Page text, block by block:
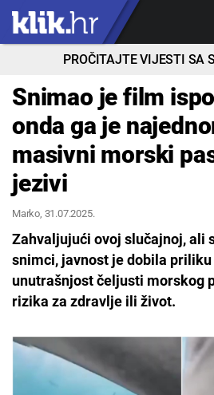
PROČITAJTE VIJESTI SA
Snimao je film
onda ga je
masivni morski
jezivi
Marko, 31.07.2025.
Zahvaljujući ovoj slučajnoj, ali
snimci, javnost je dobila
unutrašnjost čeljusti morskog
rizika za zdravlje ili život.